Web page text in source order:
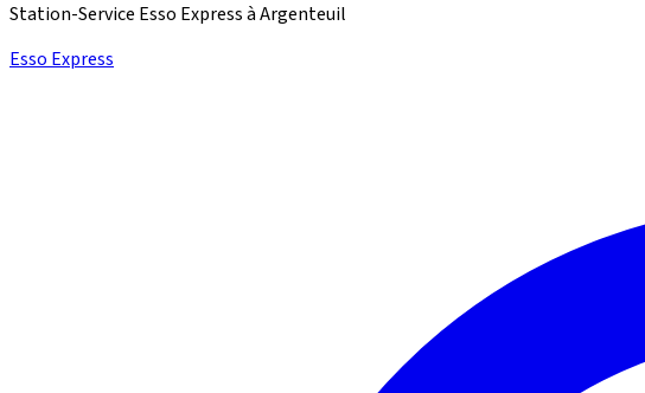
Station-Service Esso Express à Argenteuil
Esso Express